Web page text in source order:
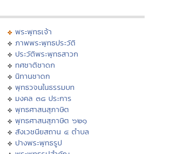
พระพุทธเจ้า
ภาพพระพุทธประวัติ
ประวัติพระพุทธสาวก
ทศชาติชาดก
นิทานชาดก
พุทธวจนในธรรมบท
มงคล ๓๘ ประการ
พุทธศาสนสุภาษิต
พุทธศาสนสุภาษิต ๖๒๑
สังเวชนียสถาน ๔ ตำบล
ปางพระพุทธรูป